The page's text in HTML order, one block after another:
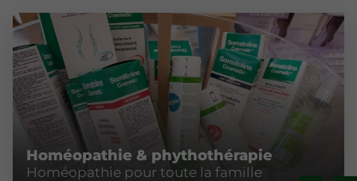
Homéopathie & phythothérapie
Homéopathie pour toute la famille